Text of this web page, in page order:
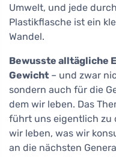
Umwelt, und jede
Plastikflasche ist ein
Wandel.
Bewusste alltägliche
Gewicht – und zwar
sondern auch für die
dem wir leben. Das
führt uns eigentlich zu
wir leben, was wir
an die nächsten